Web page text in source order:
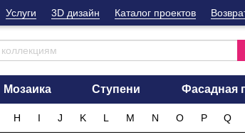
Услуги 3D дизайн Каталог проектов
Мозаика Ступени Фасадная
H I J K L M N O P Q